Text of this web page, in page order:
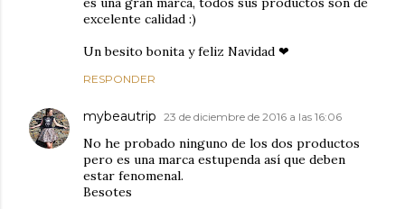
excelente calidad :)
Un besito bonita y feliz Navidad ❤
RESPONDER
mybeautrip 23 de diciembre de 2016 a las 16:06
No he probado ninguno de los dos productos
pero es una marca estupenda así que deben
estar fenomenal.
Besotes